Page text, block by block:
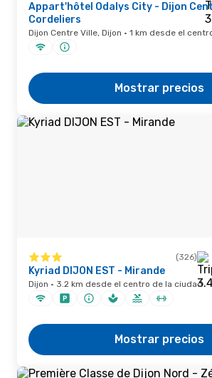
Appart'hôtel Odalys City - Dijon
Cordeliers
Dijon Centre Ville, Dijon · 1 km desde el
Mostrar precios
(326)
Kyriad DIJON EST - Mirande
Dijon · 3.2 km desde el centro de la ciudad
Mostrar precios